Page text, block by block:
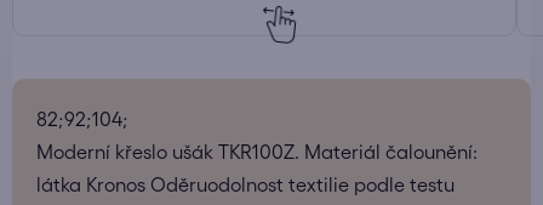
82;92;104;
Moderní křeslo ušák TKR100Z. Materiál čalounění:
látka Kronos Oděruodolnost textilie podle testu